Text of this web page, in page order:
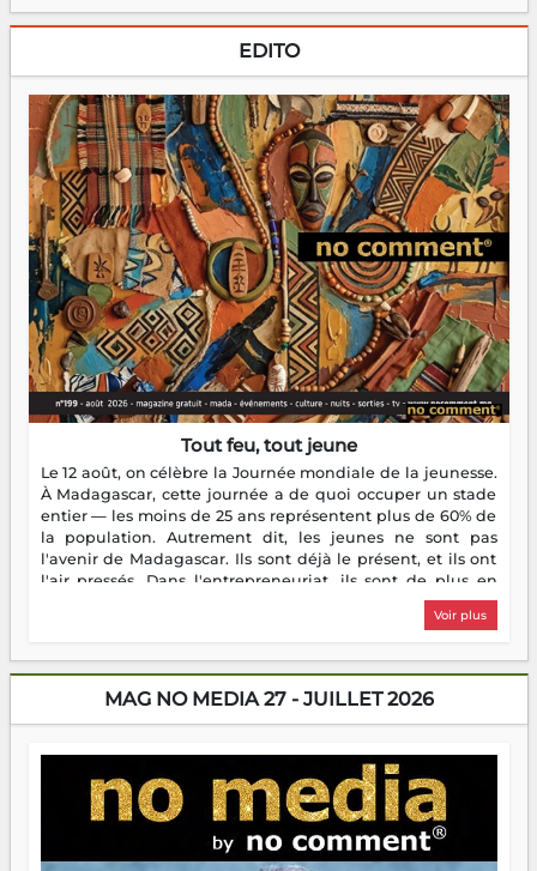
EDITO
Tout feu, tout jeune
Le 12 août, on célèbre la Journée mondiale de la jeunesse.
À Madagascar, cette journée a de quoi occuper un stade
entier — les moins de 25 ans représentent plus de 60% de
la population. Autrement dit, les jeunes ne sont pas
l'avenir de Madagascar. Ils sont déjà le présent, et ils ont
l'air pressés. Dans l'entrepreneuriat, ils sont de plus en
plus nombreux à se lancer, à créer, à risquer — souvent
sans filet, souvent sans aide, mais toujours avec cette
dorment vraiment la nuit. En culture, les nouvelles sont
encore meilleures. Aina Rasamoelina vient de décrocher le
Prix RFI Instrumental Afrique. Miangaly Elia rafle le Prix
jeunes qui tiennent la torche. Alors oui, on pourrait
s'arrêter là, applaudir et rentrer chez soi satisfait. Mais ce
serait passer à côté d'une chose essentielle. La fougue, ça
brûle fort — et parfois, ça brûle vite. Une flamme sans
direction peut éclairer autant qu'elle peut consumer. C'est
là que les aînés entrent en scène — pas pour reprendre le
Voir plus
MAG NO MEDIA 27 - JUILLET 2026